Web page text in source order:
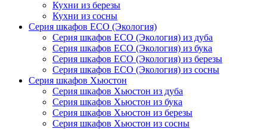
Кухни из березы
Кухни из сосны
Серия шкафов ECO (Экология)
Серия шкафов ECO (Экология) из дуба
Серия шкафов ECO (Экология) из бука
Серия шкафов ECO (Экология) из березы
Серия шкафов ECO (Экология) из сосны
Серия шкафов Хьюстон
Серия шкафов Хьюстон из дуба
Серия шкафов Хьюстон из бука
Серия шкафов Хьюстон из березы
Серия шкафов Хьюстон из сосны